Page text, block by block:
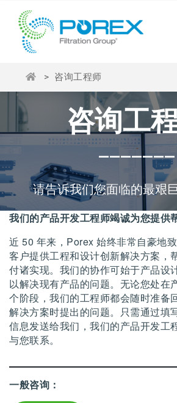
> 咨询工程师
咨询工
_______
请告诉我们您面临的最艰
我们的产品开发工程师竭诚为您提供
近 50 年来，Porex 始终非常自豪地
客户提供工程和设计创新解决方案，
付诸实现。我们的协作可始于产品设
以解决现有产品的问题。无论您处在
个阶段，我们的工程师都会随时准备
解决方案时提出的问题。只需通过填
信息发送给我们，我们的产品开发工
与您联系。
一般咨询：